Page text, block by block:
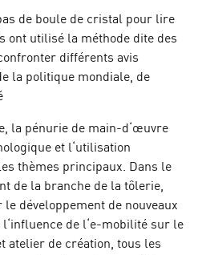
de boule de cristal pour lire
ont utilisé la méthode dite des
différents avis
la politique mondiale, de
la pénurie de main-d‘œuvre
et l‘utilisation
thèmes principaux. Dans le
de la branche de la tôlerie,
le développement de nouveaux
de l‘e-mobilité sur le
atelier de création, tous les